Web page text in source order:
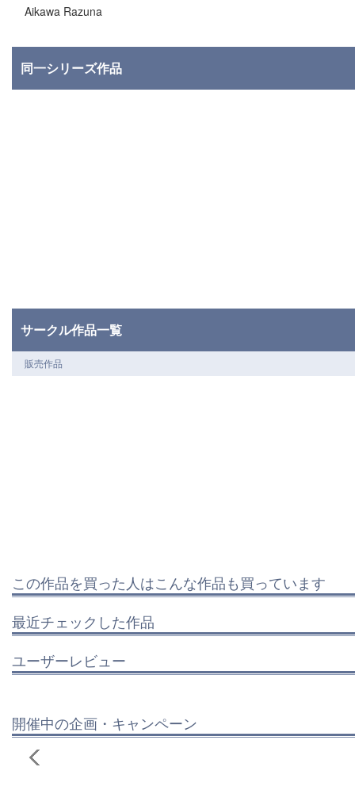
Aikawa Razuna
同一シリーズ作品
サークル作品一覧
販売作品
この作品を買った人はこんな作品も買っています
最近チェックした作品
ユーザーレビュー
開催中の企画・キャンペーン